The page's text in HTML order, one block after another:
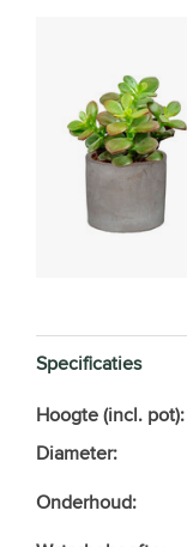
Specificaties
Hoogte (incl. pot):
Diameter:
Onderhoud: